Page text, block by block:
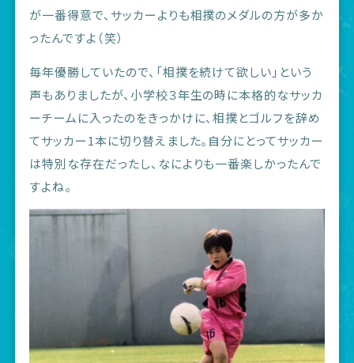
が一番得意で、サッカーよりも相撲のメダルの方が多か
ったんですよ（笑）
毎年優勝していたので、「相撲を続けて欲しい」という
声もありましたが、小学校３年生の時に本格的なサッカ
ーチームに入ったのをきっかけに、相撲とゴルフを辞め
てサッカー1本に切り替えました。自分にとってサッカー
は特別な存在だったし、なによりも一番楽しかったんで
すよね。